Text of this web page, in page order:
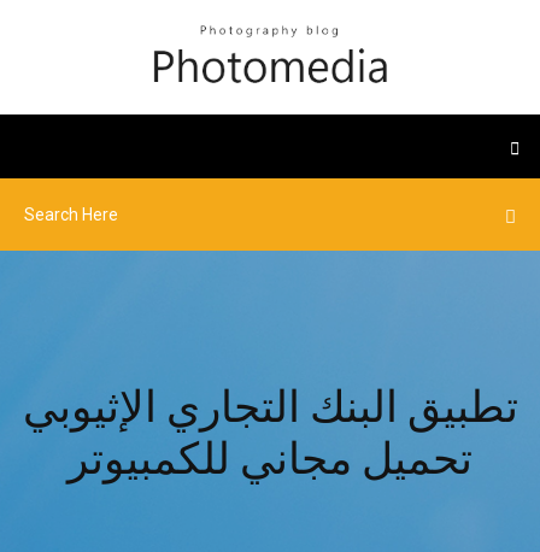
تطبيق البنك التجاري الإثيوبي
تحميل مجاني للكمبيوتر